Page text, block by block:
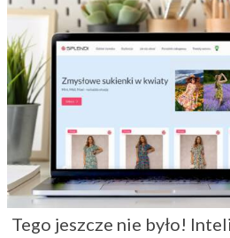
Tego jeszcze nie było!